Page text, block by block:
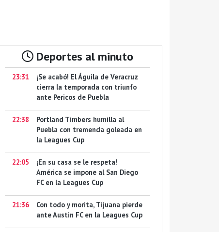
Deportes al minuto
23:31
¡Se acabó! El Águila de Veracruz
cierra la temporada con triunfo
ante Pericos de Puebla
22:38
Portland Timbers humilla al
Puebla con tremenda goleada en
la Leagues Cup
22:05
¡En su casa se le respeta!
América se impone al San Diego
FC en la Leagues Cup
21:36
Con todo y morita, Tijuana pierde
ante Austin FC en la Leagues Cup